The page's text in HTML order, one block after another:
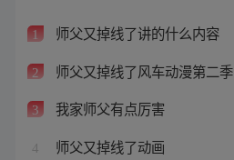
1 师父又掉线了讲的什么内容
2 师父又掉线了风车动漫第二季
3 我家师父有点厉害
4 师父又掉线了动画